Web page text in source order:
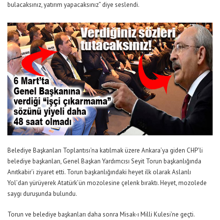
bulacaksınız, yatırım yapacaksınız” diye seslendi.
Belediye Başkanları Toplantısı’na katılmak üzere Ankara’ya giden CHP’li
belediye başkanları, Genel Başkan Yardımcısı Seyit Torun başkanlığında
Anıtkabir’i ziyaret etti. Torun başkanlığındaki heyet ilk olarak Aslanlı
Yol’dan yürüyerek Atatürk’ün mozolesine çelenk bıraktı. Heyet, mozolede
saygı duruşunda bulundu.
Torun ve belediye başkanları daha sonra Misak-ı Milli Kulesi’ne geçti.